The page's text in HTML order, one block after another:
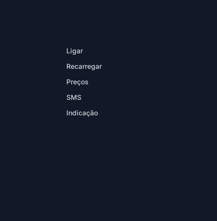
Ligar
Recarregar
Preços
SMS
Indicação